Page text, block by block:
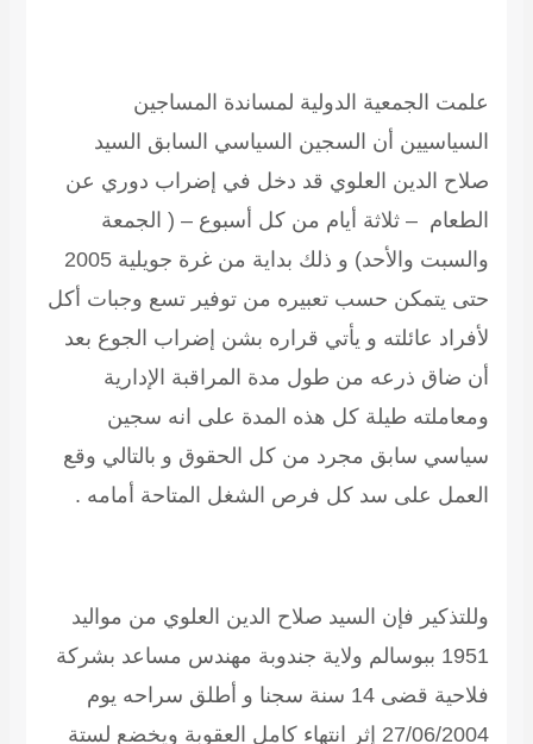
علمت الجمعية الدولية لمساندة المساجين
السياسيين أن السجين السياسي السابق السيد
صلاح الدين العلوي قد دخل في إضراب دوري عن
الطعام – ثلاثة أيام من كل أسبوع – ( الجمعة
والسبت والأحد) و ذلك بداية من غرة جويلية 2005
حتى يتمكن حسب تعبيره من توفير تسع وجبات أكل
لأفراد عائلته و يأتي قراره بشن إضراب الجوع بعد
أن ضاق ذرعه من طول مدة المراقبة الإدارية
ومعاملته طيلة كل هذه المدة على انه سجين
سياسي سابق مجرد من كل الحقوق و بالتالي وقع
العمل على سد كل فرص الشغل المتاحة أمامه .
وللتذكير فإن السيد صلاح الدين العلوي من مواليد
1951 ببوسالم ولاية جندوبة مهندس مساعد بشركة
فلاحية قضى 14 سنة سجنا و أطلق سراحه يوم
27/06/2004 إثر انتهاء كامل العقوبة ويخضع لستة